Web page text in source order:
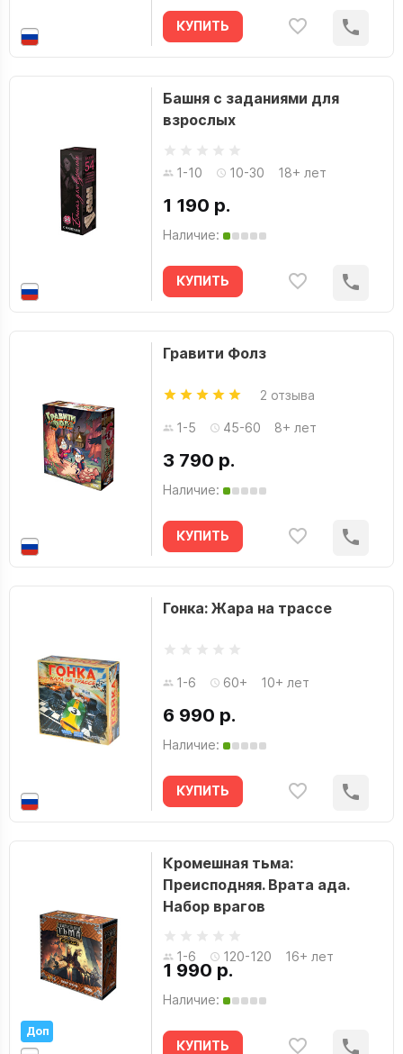
КУПИТЬ
Башня с заданиями для
взрослых
1-10 10-30 18+ лет
1 190 р.
Наличие:
КУПИТЬ
Гравити Фолз
2 отзыва
1-5 45-60 8+ лет
3 790 р.
Наличие:
КУПИТЬ
Гонка: Жара на трассе
1-6 60+ 10+ лет
6 990 р.
Наличие:
КУПИТЬ
Доп
Кромешная тьма:
Преисподняя. Врата ада.
Набор врагов
1-6 120-120 16+ лет
1 990 р.
Наличие:
КУПИТЬ